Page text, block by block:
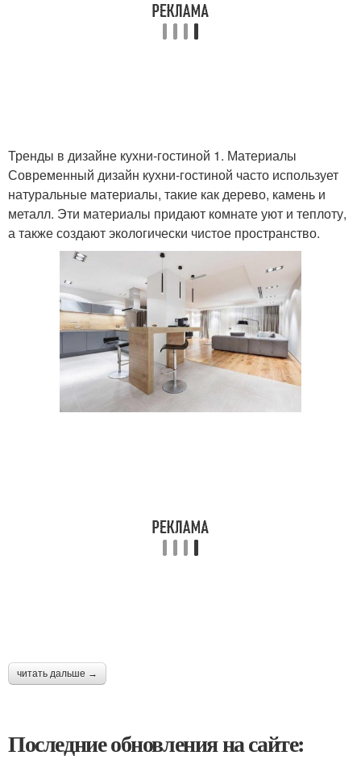
Тренды в дизайне кухни-гостиной 1. Материалы
Современный дизайн кухни-гостиной часто использует
натуральные материалы, такие как дерево, камень и
металл. Эти материалы придают комнате уют и теплоту,
а также создают экологически чистое пространство.
читать дальше →
Последние обновления на сайте: